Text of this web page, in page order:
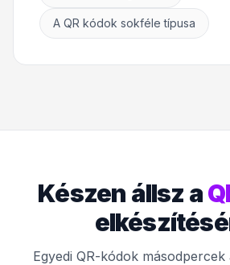
A QR kódok sokféle típusa
Készen állsz a
Egyedi QR-kódok másodpercek